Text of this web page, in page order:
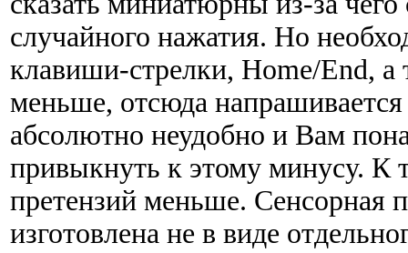
случайного нажатия. Но
клавиши-стрелки, Home/End,
меньше, отсюда
абсолютно неудобно и Вам
привыкнуть к этому минусу. К
претензий меньше. Сенсорная
изготовлена не в виде